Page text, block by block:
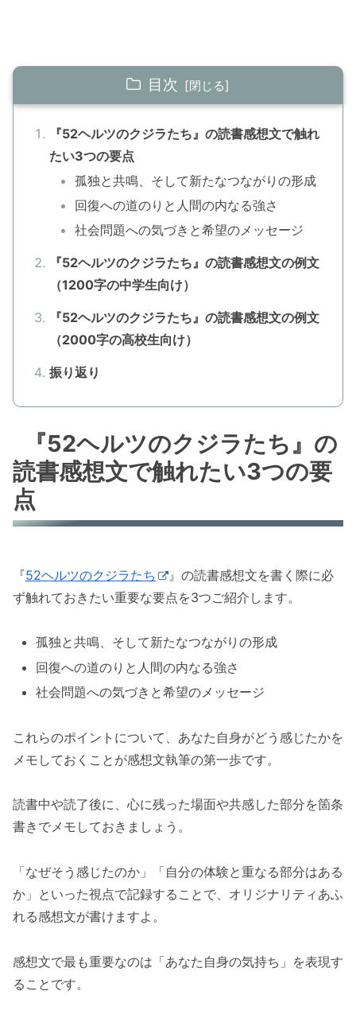
目次
『52ヘルツのクジラたち』の読書感想文で触れ
たい3つの要点
孤独と共鳴、そして新たなつながりの形成
回復への道のりと人間の内なる強さ
社会問題への気づきと希望のメッセージ
『52ヘルツのクジラたち』の読書感想文の例文
（1200字の中学生向け）
『52ヘルツのクジラたち』の読書感想文の例文
（2000字の高校生向け）
振り返り
『52ヘルツのクジラたち』の
読書感想文で触れたい3つの要
点
『52ヘルツのクジラたち
』の読書感想文を書く際に必
ず触れておきたい重要な要点を3つご紹介します。
孤独と共鳴、そして新たなつながりの形成
回復への道のりと人間の内なる強さ
社会問題への気づきと希望のメッセージ
これらのポイントについて、あなた自身がどう感じたかを
メモしておくことが感想文執筆の第一歩です。
読書中や読了後に、心に残った場面や共感した部分を箇条
書きでメモしておきましょう。
「なぜそう感じたのか」「自分の体験と重なる部分はある
か」といった視点で記録することで、オリジナリティあふ
れる感想文が書けますよ。
感想文で最も重要なのは「あなた自身の気持ち」を表現す
ることです。